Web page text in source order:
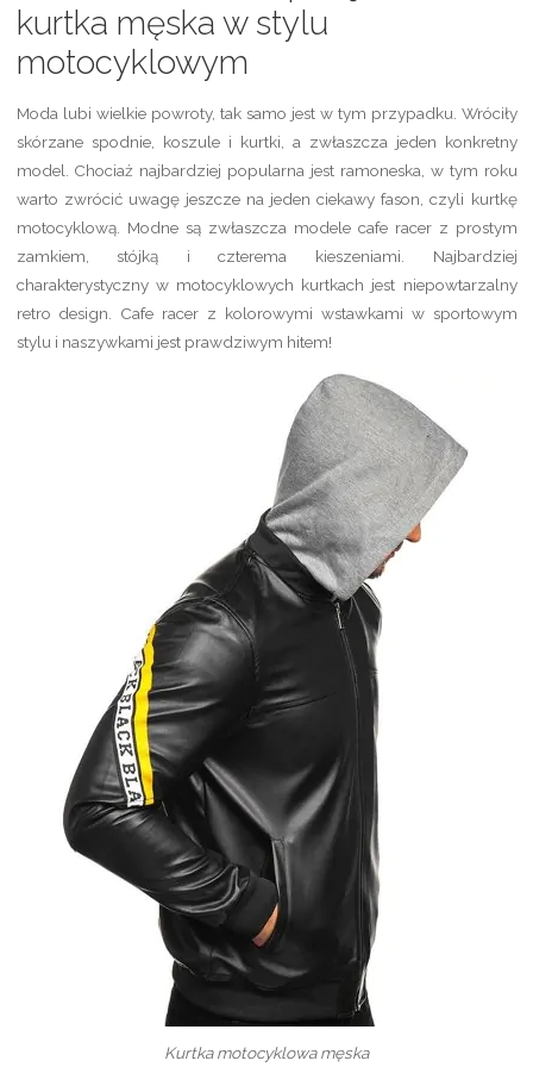
kurtka męska w stylu
motocyklowym
Moda lubi wielkie powroty, tak samo jest w tym przypadku. Wróciły
skórzane spodnie, koszule i kurtki, a zwłaszcza jeden konkretny
model. Chociaż najbardziej popularna jest ramoneska, w tym roku
warto zwrócić uwagę jeszcze na jeden ciekawy fason, czyli kurtkę
motocyklową. Modne są zwłaszcza modele cafe racer z prostym
zamkiem, stójką i czterema kieszeniami. Najbardziej
charakterystyczny w motocyklowych kurtkach jest niepowtarzalny
retro design. Cafe racer z kolorowymi wstawkami w sportowym
stylu i naszywkami jest prawdziwym hitem!
Kurtka motocyklowa męska